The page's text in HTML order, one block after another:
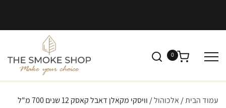
0
עמוד הבית/ אלכוהול/ וויסקי מקאלן דאבל קאסק 12 שנים 700 מ"ל